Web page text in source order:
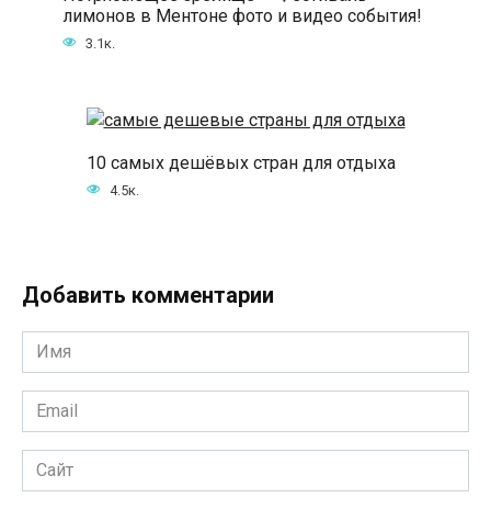
лимонов в Ментоне фото и видео события!
3.1к.
10 самых дешёвых стран для отдыха
4.5к.
Добавить комментарии
Имя
*
Email
*
Сайт